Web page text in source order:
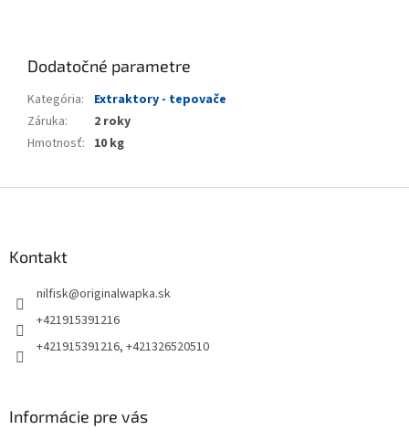
Dodatočné parametre
Kategória:
Extraktory - tepovače
Záruka:
2 roky
Hmotnosť: 10 kg
Kontakt
nilfisk@originalwapka.sk
+421915391216
+421915391216, +421326520510
Informácie pre vás